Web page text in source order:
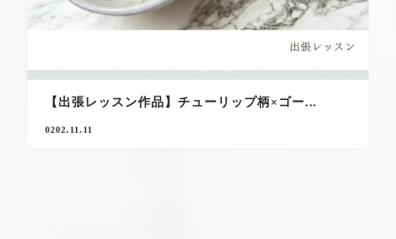
【出張レッスン作品】チューリップ柄×ゴー...
0202.11.11